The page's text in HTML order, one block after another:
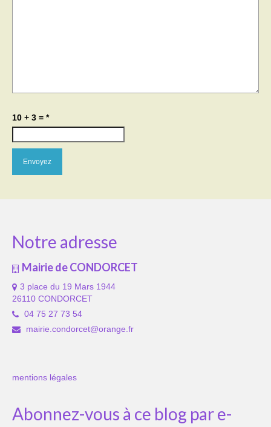
10 + 3 = *
Notre adresse
Mairie de CONDORCET
3 place du 19 Mars 1944
26110 CONDORCET
04 75 27 73 54
mairie.condorcet@orange.fr
mentions légales
Abonnez-vous à ce blog par e-